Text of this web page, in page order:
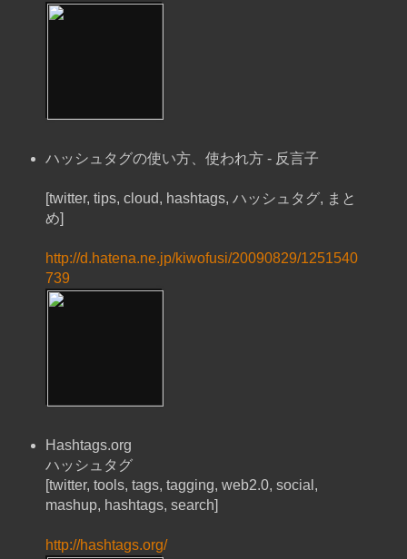
ハッシュタグの使い方、使われ方 - 反言子
[twitter, tips, cloud, hashtags, ハッシュタグ, まと
め]
http://d.hatena.ne.jp/kiwofusi/20090829/1251540
739
Hashtags.org
ハッシュタグ
[twitter, tools, tags, tagging, web2.0, social,
mashup, hashtags, search]
http://hashtags.org/